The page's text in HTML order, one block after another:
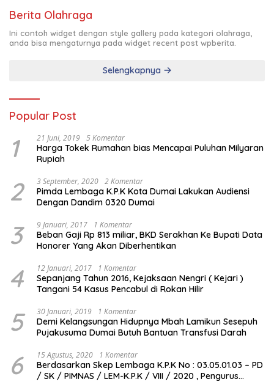
Berita Olahraga
Ini contoh widget dengan style gallery pada kategori olahraga,
anda bisa mengaturnya pada widget recent post wpberita.
Selengkapnya
Popular Post
1 21 Juni, 2019 5 Komentar
Harga Tokek Rumahan bias Mencapai Puluhan Milyaran
Rupiah
2 3 September, 2020 2 Komentar
Pimda Lembaga K.P.K Kota Dumai Lakukan Audiensi
Dengan Dandim 0320 Dumai
3 9 Januari, 2017 1 Komentar
Beban Gaji Rp 813 miliar, BKD Serakhan Ke Bupati Data
Honorer Yang Akan Diberhentikan
4 12 Januari, 2017 1 Komentar
Sepanjang Tahun 2016, Kejaksaan Nengri ( Kejari )
Tangani 54 Kasus Pencabul di Rokan Hilir
5 30 Januari, 2019 1 Komentar
Demi Kelangsungan Hidupnya Mbah Lamikun Sesepuh
Pujakusuma Dumai Butuh Bantuan Transfusi Darah
6 15 Agustus, 2020 1 Komentar
Berdasarkan Skep Lembaga K.P.K No : 03.05.01.03 – PD
/ SK / PIMNAS / LEM-K.P.K / VIII / 2020 , Pengurus